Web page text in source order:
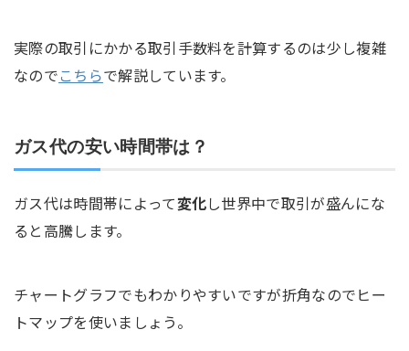
実際の取引にかかる取引手数料を計算するのは少し複雑
なのでこちらで解説しています。
ガス代の安い時間帯は？
ガス代は時間帯によって変化し世界中で取引が盛んにな
ると高騰します。
チャートグラフでもわかりやすいですが折角なのでヒー
トマップを使いましょう。